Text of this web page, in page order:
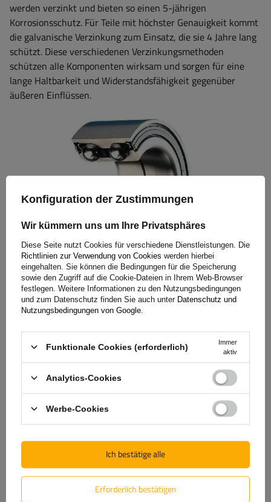
werden verzinkt und bieten so einen 5-jährigen
Korrosionsschutz. Für Teile mit höchster Genauigkeit kommt
die galvanische Verzinkung zum Einsatz, die sie 4 Jahre lang
schützt. Diese verschiedenen Verzinkungsmethoden
schützen alle Komponenten wirksam und sorgen für eine
lange Haltbarkeit und Widerstandsfähigkeit gegenüber
äußeren Einflüssen.
Wartungsfreie Lager und einfache
Installation
(Kompaktlagern) ausgestattet, die für eine Laufleistung von
250.000 km ausgelegt sind. Sie sind mit einem lebenslang
haltbaren, wasserabweisenden Schmiermittel gefettet, das
das Eindringen von Schmutz verhindert. Dank des
standardisierten Anzugsdrehmoments ist die Achsmontage
schnell und einfach.
Garantie
Konfiguration der Zustimmungen
Wir kümmern uns um Ihre Privatsphäres
Diese Seite nutzt Cookies für verschiedene Dienstleistungen. Die
Richtlinien zur Verwendung von Cookies werden hierbei
eingehalten. Sie können die Bedingungen für die Speicherung
sowie den Zugriff auf die Cookie-Dateien in Ihrem Web-Browser
festlegen. Weitere Informationen zu den Nutzungsbedingungen
und zum Datenschutz finden Sie auch unter Datenschutz und
Nutzungsbedingungen von Google
Funktionale Cookies (erforderlich)
Immer
aktiv
Analytics-Cookies
Werbe-Cookies
Erforderlich bestätigen
Ich bestätige alle